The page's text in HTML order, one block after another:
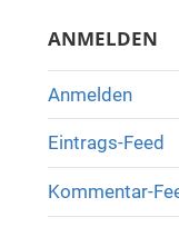
ANMELDEN
Anmelden
Eintrags-Feed
Kommentar-